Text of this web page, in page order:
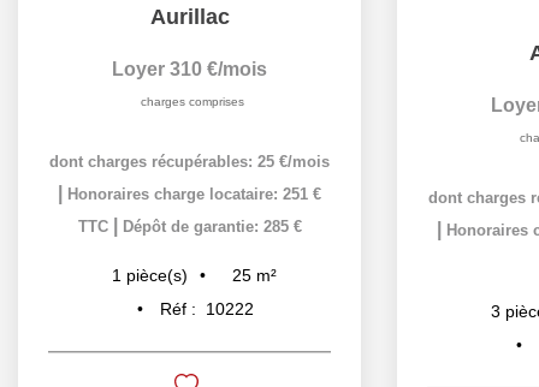
Aurillac
Loyer 310 €/mois
charges comprises
dont charges récupérables: 25 €/mois
Honoraires charge locataire: 251 €
TTC
Dépôt de garantie: 285 €
1 pièce(s) 25 m²
Réf :
10222
dont charges
Honoraires
3